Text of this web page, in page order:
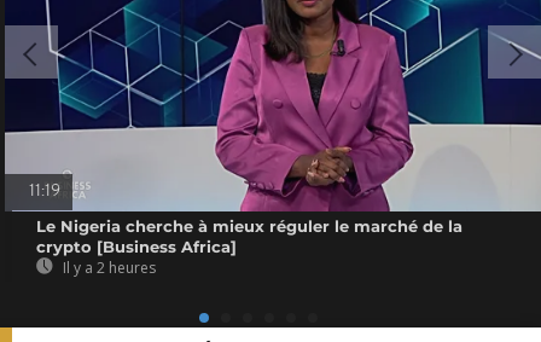
11:19
Le Nigeria cherche à mieux réguler le marché de la
crypto [Business Africa]
Il y a 2 heures